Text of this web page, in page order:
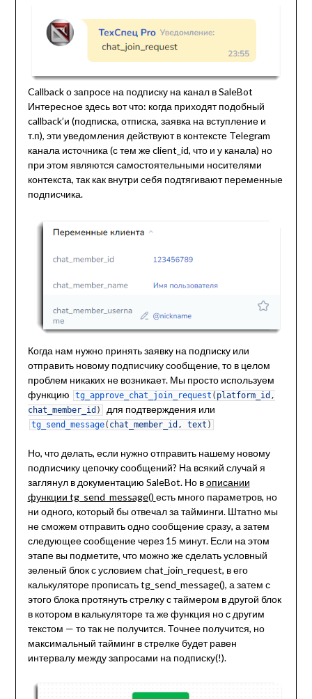
Callback о запросе на подписку на канал в SaleBot
Интересное здесь вот что: когда приходят подобный
callback’и (подписка, отписка, заявка на вступление и
т.п), эти уведомления действуют в контексте Telegram
канала источника (с тем же client_id, что и у канала) но
при этом являются самостоятельными носителями
контекста, так как внутри себя подтягивают переменные
подписчика.
Когда нам нужно принять заявку на подписку или
отправить новому подписчику сообщение, то в целом
проблем никаких не возникает. Мы просто используем
функцию
tg_approve_chat_join_request ( platform_id ,
chat_member_id ) для подтверждения или
tg_send_message( chat_member_id , text )
Но, что делать, если нужно отправить нашему новому
подписчику цепочку сообщений? На всякий случай я
заглянул в документацию SaleBot. Но вописании
функции tg_send_message() есть много параметров, но
ни одного, который бы отвечал за тайминги. Штатно мы
не сможем отправить одно сообщение сразу, а затем
следующее сообщение через 15 минут. Если на этом
этапе вы подметите, что можно же сделать условный
зеленый блок с условием chat_join_request, в его
калькуляторе прописать tg_send_message(), а затем с
этого блока протянуть стрелку с таймером в другой блок
в котором в калькуляторе та же функция но с другим
текстом — то так не получится. Точнее получится, но
максимальный тайминг в стрелке будет равен
интервалу между запросами на подписку(!).